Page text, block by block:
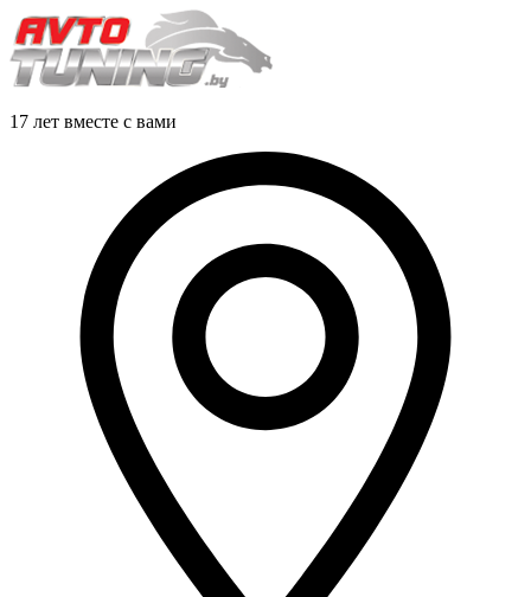
17 лет вместе с вами